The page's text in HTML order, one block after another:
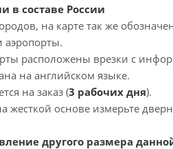
в составе России
на карте так же
аэропорты.
расположены врезки с
на английском языке.
на заказ (3 рабочих дня).
жесткой основе измерьте
другого размера